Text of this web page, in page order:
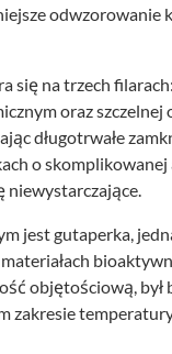
odwzorowanie
się na trzech
oraz
długotrwałe
o
niewystarczające.
jest gutaperka,
objętościową,
zakresie